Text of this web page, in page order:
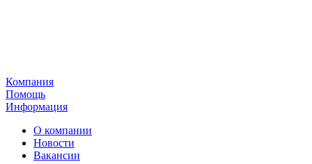
Компания
Помощь
Информация
О компании
Новости
Вакансии